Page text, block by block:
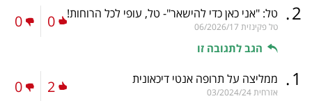
2
. טל: "אני כאן כדי להישאר"- טל, עופי לכל הרוחות!
טל פקינזית 06/2026/17
הגב לתגובה זו
0
0
1
. ממליצה על תרופה אנטי דיכאונית
אזרחית03/2024/24
2
0